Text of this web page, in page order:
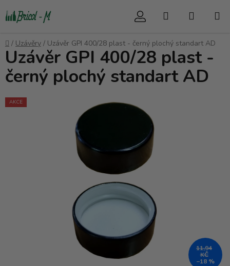
na
Hledat
Domů
/ Uzávěry / Uzávěr GPI 400/28 plast - černý plochý standart AD
Uzávěr GPI 400/28 plast -
černý plochý standart AD
AKCE
11,94
KČ
–18 %